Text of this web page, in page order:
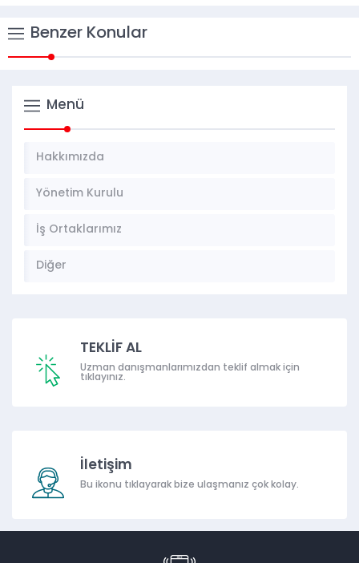
Benzer Konular
Menü
Hakkımızda
Yönetim Kurulu
İş Ortaklarımız
Diğer
TEKLİF AL
Uzman danışmanlarımızdan teklif almak için
tıklayınız.
İletişim
Bu ikonu tıklayarak bize ulaşmanız çok kolay.